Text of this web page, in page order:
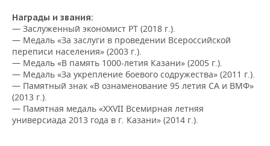
КИБЕРСПОРТ
ФИГУРНОЕ КАТАНИЕ
ВОДНЫЕ ВИДЫ СПОРТА
ХОККЕЙ С МЯЧОМ
КУЛЬТУРА
МЕДИЦИНА
ОБРАЗОВАНИЕ
ПРОИСШЕСТВИЯ
СПИСОК КОМПАНИЙ
Награды и звания:
— Заслуженный экономист РТ (2018 г.).
— Медаль «За заслуги в проведении Всероссийской
переписи населения» (2003 г.).
— Медаль «В память 1000-летия Казани» (2005 г.).
— Медаль «За укрепление боевого содружества» (2011 г.).
— Памятный знак «В ознаменование 95 летия СА и ВМФ»
(2013 г.).
— Памятная медаль «XXVII Всемирная летняя
универсиада 2013 года в г. Казани» (2014 г.).